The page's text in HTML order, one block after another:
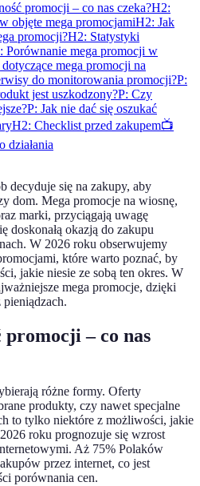
promocji – co nas czeka?H2:
objęte mega promocjamiH2: Jak
promocji?H2: Statystyki
Porównanie mega promocji w
mega promocji na
do monitorowania promocji?P:
jest uszkodzony?P: Czy
P: Jak nie dać się oszukać
H2: Checklist przed zakupem📺
działania
decyduje się na zakupy, aby
dom. Mega promocje na wiosnę,
marki, przyciągają uwagę
doskonałą okazją do zakupu
W 2026 roku obserwujemy
które warto poznać, by
jakie niesie ze sobą ten okres. W
mega promocje, dzięki
pieniądzach.
– co nas
różne formy. Oferty
produkty, czy nawet specjalne
to tylko niektóre z możliwości, jakie
roku prognozuje się wzrost
Aż 75% Polaków
przez internet, co jest
porównania cen.